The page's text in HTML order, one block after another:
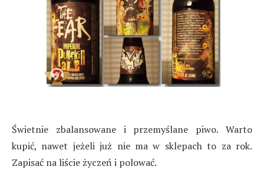
Świetnie zbalansowane i przemyślane piwo. Warto
kupić, nawet jeżeli już nie ma w sklepach to za rok.
Zapisać na liście życzeń i polować.